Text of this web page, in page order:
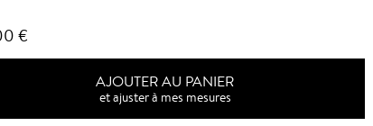
€
AJOUTER AU PANIER
et ajuster à mes mesures